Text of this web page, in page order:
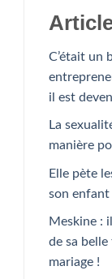
C’était un
il est
La
manière
Elle pète
son enfant
Meskine :
de sa
mariage !